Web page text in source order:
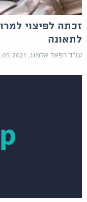
זכתה לפיצוי
לתאונה
עו"ד רפאל אלמוג, 19.05.2021